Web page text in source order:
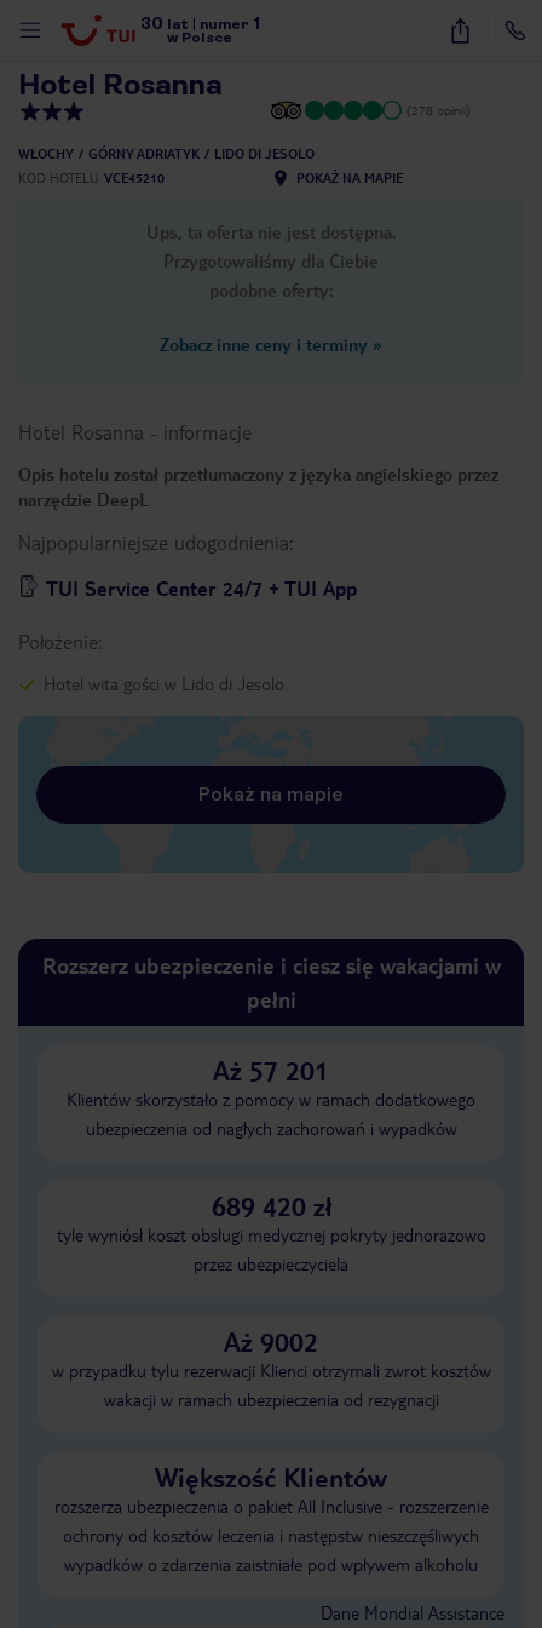
30 lat numer 1
w Polsce
13
Hotel Rosanna
(278 opinii)
WŁOCHY GÓRNY ADRIATYK
LIDO DI JESOLO
KOD HOTELU VCE45210 POKAŻ NA MAPIE
Ups, ta oferta nie jest dostępna.
Przygotowaliśmy dla Ciebie
podobne oferty:
Zobacz inne ceny i terminy »
Hotel Rosanna - informacje
Opis hotelu został przetłumaczony z języka angielskiego przez
narzędzie DeepL
Najpopularniejsze udogodnienia:
TUI Service Center 24/7 + TUI App
Położenie:
Hotel wita gości w Lido di Jesolo.
Pokaż na mapie
Rozszerz ubezpieczenie i ciesz się wakacjami w
pełni
Aż 57 201
Klientów skorzystało z pomocy w ramach dodatkowego
ubezpieczenia od nagłych zachorowań i wypadków
689 420 zł
tyle wyniósł koszt obsługi medycznej pokryty jednorazowo
przez ubezpieczyciela
Aż 9002
w przypadku tylu rezerwacji Klienci otrzymali zwrot kosztów
wakacji w ramach ubezpieczenia od rezygnacji
Większość Klientów
rozszerza ubezpieczenia o pakiet All Inclusive - rozszerzenie
ochrony od kosztów leczenia i następstw nieszczęśliwych
wypadków o zdarzenia zaistniałe pod wpływem alkoholu
Dane Mondial Assistance